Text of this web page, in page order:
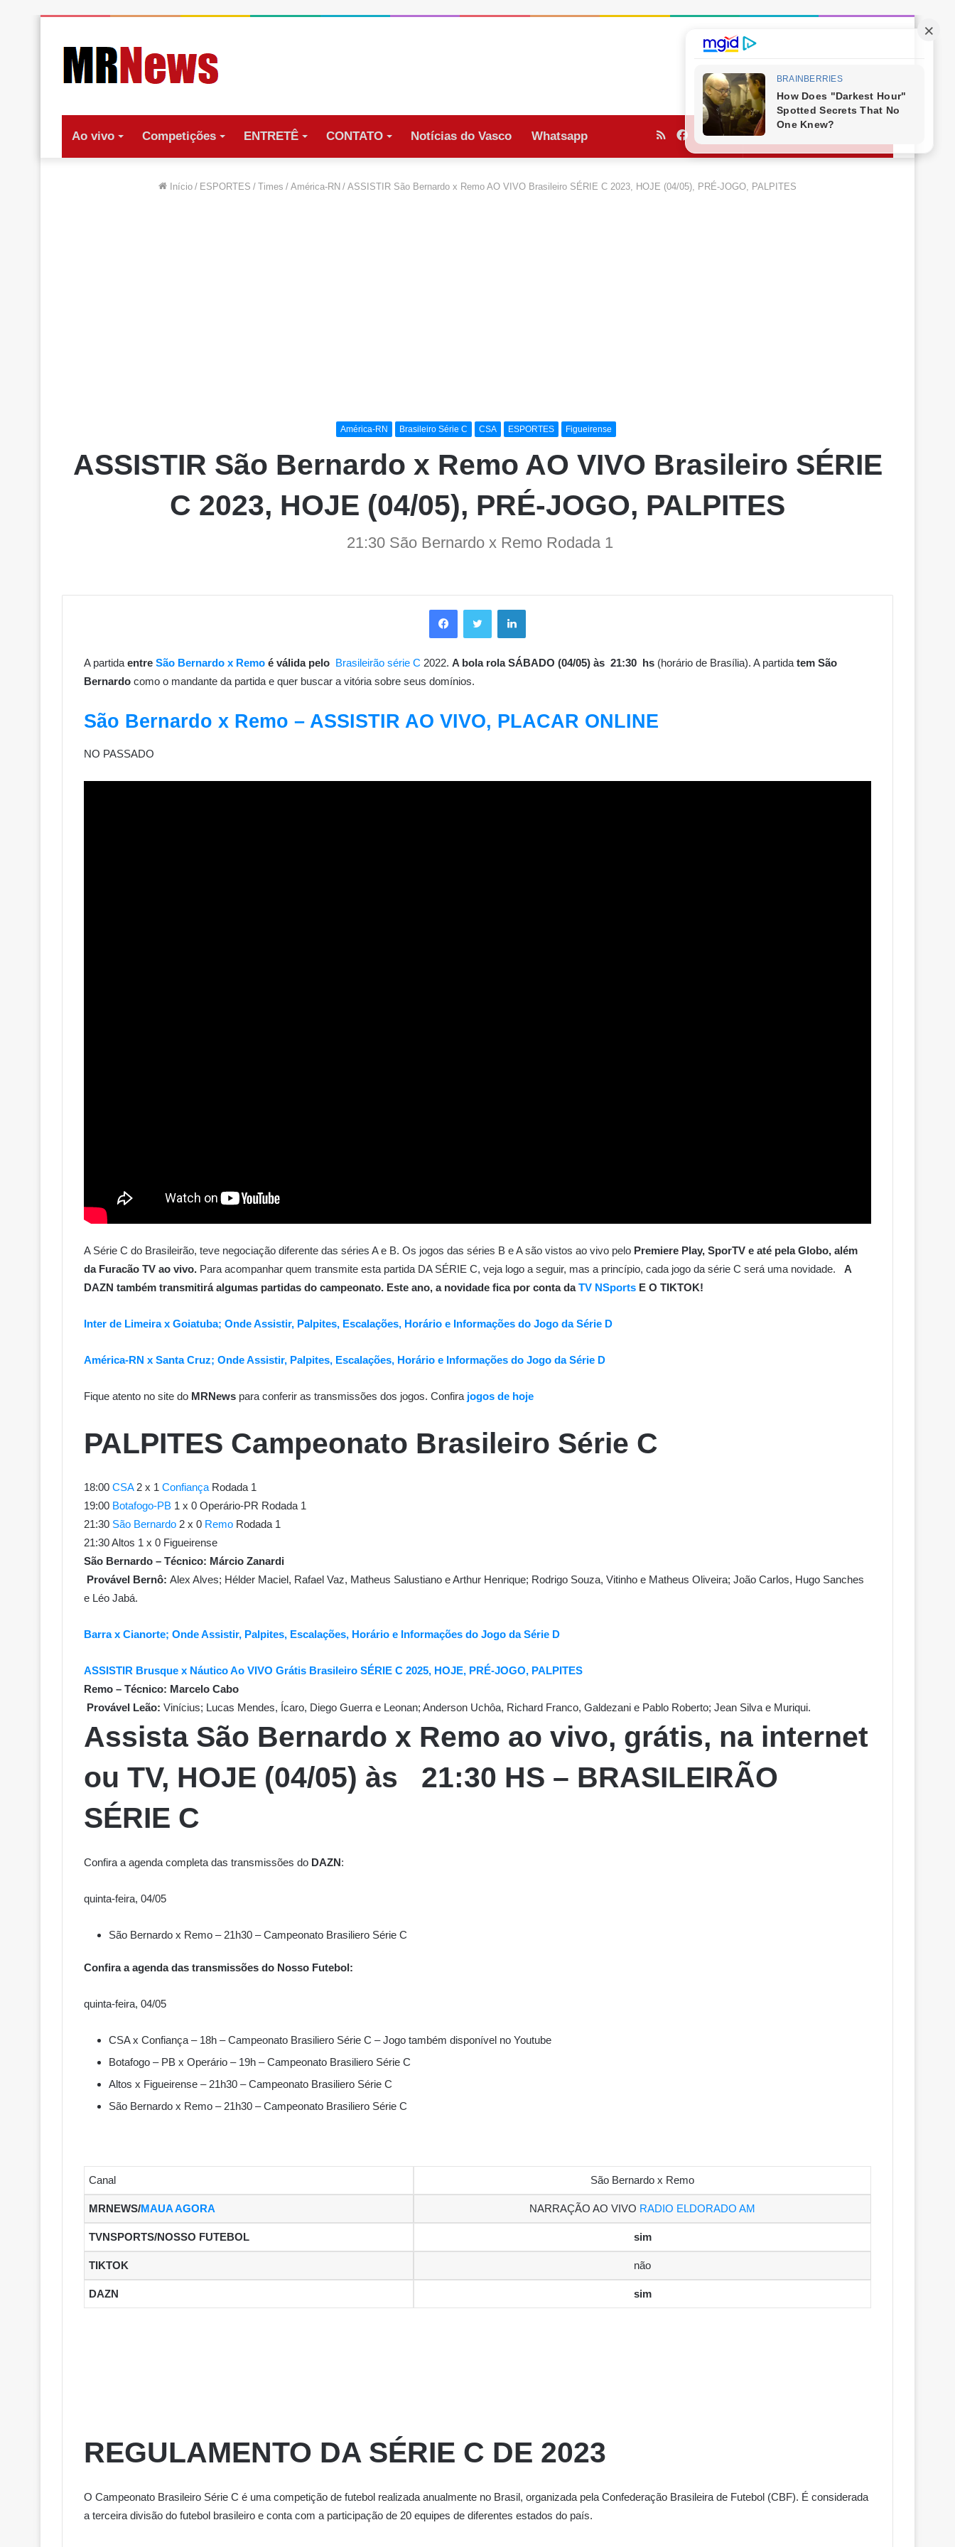
Ao vivo Competições ENTRETÊ CONTATO Notícias do Vasco Whatsapp YouTube
Twitter
Facebook
RSS
Início / ESPORTES / Times / América-RN / ASSISTIR São Bernardo x Remo AO VIVO Brasileiro SÉRIE C 2023, HOJE (04/05), PRÉ-JOGO, PALPITES
América-RN Brasileiro Série C CSA ESPORTES Figueirense
ASSISTIR São Bernardo x Remo AO VIVO Brasileiro SÉRIE
C 2023, HOJE (04/05), PRÉ-JOGO, PALPITES
21:30 São Bernardo x Remo Rodada 1
FacebookTwitter Linkedin
A partida entre São Bernardo x Remo é válida pelo Brasileirão série C 2022. A bola rola SÁBADO (04/05) às 21:30 hs (horário de Brasília). A partida tem São
Bernardo como o mandante da partida e quer buscar a vitória sobre seus domínios.
São Bernardo x Remo – ASSISTIR AO VIVO, PLACAR ONLINE
NO PASSADO
A Série C do Brasileirão, teve negociação diferente das séries A e B. Os jogos das séries B e A são vistos ao vivo pelo Premiere Play, SporTV e até pela Globo, além
da Furacão TV ao vivo. Para acompanhar quem transmite esta partida DA SÉRIE C, veja logo a seguir, mas a princípio, cada jogo da série C será uma novidade. A
DAZN também transmitirá algumas partidas do campeonato. Este ano, a novidade fica por conta daTV NSports E O TIKTOK!
Inter de Limeira x Goiatuba; Onde Assistir, Palpites, Escalações, Horário e Informações do Jogo da Série D
América-RN x Santa Cruz; Onde Assistir, Palpites, Escalações, Horário e Informações do Jogo da Série D
Fique atento no site do MRNews para conferir as transmissões dos jogos. Confira jogos de hoje
PALPITES Campeonato Brasileiro Série C
18:00 CSA2 x 1 Confiança Rodada 1
19:00 Botafogo-PB 1 x 0 Operário-PR Rodada 1
21:30 São Bernardo 2 x 0 Remo Rodada 1
21:30 Altos 1 x 0 Figueirense
São Bernardo – Técnico: Márcio Zanardi
Provável Bernô: Alex Alves; Hélder Maciel, Rafael Vaz, Matheus Salustiano e Arthur Henrique; Rodrigo Souza, Vitinho e Matheus Oliveira; João Carlos, Hugo Sanches
e Léo Jabá.
Barra x Cianorte; Onde Assistir, Palpites, Escalações, Horário e Informações do Jogo da Série D
ASSISTIR Brusque x Náutico Ao VIVO Grátis Brasileiro SÉRIE C 2025, HOJE, PRÉ-JOGO, PALPITES
Remo – Técnico: Marcelo Cabo
Provável Leão: Vinícius; Lucas Mendes, Ícaro, Diego Guerra e Leonan; Anderson Uchôa, Richard Franco, Galdezani e Pablo Roberto; Jean Silva e Muriqui.
Assista São Bernardo x Remo ao vivo, grátis, na internet
ou TV, HOJE (04/05) às 21:30 HS – BRASILEIRÃO
SÉRIE C
Confira a agenda completa das transmissões do DAZN:
quinta-feira, 04/05
São Bernardo x Remo – 21h30 – Campeonato Brasiliero Série C
Confira a agenda das transmissões do Nosso Futebol:
quinta-feira, 04/05
CSA x Confiança – 18h – Campeonato Brasiliero Série C – Jogo também disponível no Youtube
Botafogo – PB x Operário – 19h – Campeonato Brasiliero Série C
Altos x Figueirense – 21h30 – Campeonato Brasiliero Série C
São Bernardo x Remo – 21h30 – Campeonato Brasiliero Série C
Canal São Bernardo x Remo
MRNEWS/MAUA AGORA NARRAÇÃO AO VIVO RADIO ELDORADO AM
TVNSPORTS/NOSSO FUTEBOL sim
TIKTOK não
DAZN sim
REGULAMENTO DA SÉRIE C DE 2023
O Campeonato Brasileiro Série C é uma competição de futebol realizada anualmente no Brasil, organizada pela Confederação Brasileira de Futebol (CBF). É considerada
a terceira divisão do futebol brasileiro e conta com a participação de 20 equipes de diferentes estados do país.